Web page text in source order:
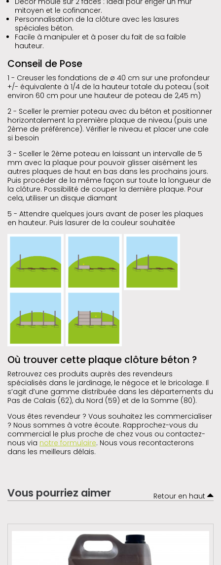
mitoyen et le cofinancer.
Personnalisation de la clôture avec les lasures
spéciales béton.
Facile à manipuler et à poser du fait de sa faible
hauteur.
Conseil de Pose
1 - Creuser les fondations de ø 40 cm sur une profondeur
+/- équivalente à 1/4 de la hauteur totale du poteau (soit
environ 60 cm pour une hauteur de poteau de 2,45 m)
2 - Sceller le premier poteau avec du béton et positionner
horizontalement la première plaque de niveau (puis une
2ème de préférence). Vérifier le niveau et placer une cale
si besoin
3 - Sceller le 2ème poteau en laissant un intervalle de 5
mm avec la plaque pour pouvoir glisser aisément les
autres plaques de haut en bas dans les prochains jours.
Puis procéder de la même façon sur toute la longueur de
la clôture. Possibilité de couper la dernière plaque. Pour
cela, utiliser un disque diamant
5 - Attendre quelques jours avant de poser les plaques
en hauteur. Puis lasurer de la couleur souhaitée
Où trouver cette plaque clôture béton ?
Retrouvez ces produits auprès des revendeurs
spécialisés dans le jardinage, le négoce et le bricolage. Il
s’agit d’une gamme distribuée dans les départements du
Pas de Calais (62), du Nord (59) et de la Somme (80).
Vous êtes revendeur ? Vous souhaitez les commercialiser
? Nous sommes à votre écoute. Rapprochez-vous du
commercial le plus proche de chez vous ou contactez-
nous via notre formulaire. Nous vous recontacterons
dans les meilleurs délais.
Vous pourriez aimer Retour en haut